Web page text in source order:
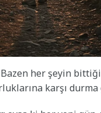
Bazen her şeyin
karşı